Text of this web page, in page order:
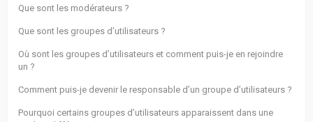
Que sont les modérateurs ?
Que sont les groupes d’utilisateurs ?
Où sont les groupes d’utilisateurs et comment puis-je en rejoindre
un ?
Comment puis-je devenir le responsable d’un groupe d’utilisateurs ?
Pourquoi certains groupes d’utilisateurs apparaissent dans une